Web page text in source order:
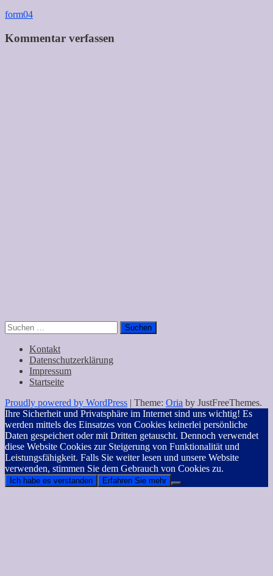
Beitragsnavigation
form04
Kommentar verfassen
Suchen
nach:
Kontakt
Datenschutzerklärung
Impressum
Startseite
Proudly powered by WordPress | Theme: Oria by JustFreeThemes.
Ihre Sicherheit und Privatsphäre im Internet sind uns wichtig! Es
werden mittels des Einsatzes von Cookies keinerlei persönliche
Daten gespeichert oder mit Dritten getauscht. Dennoch verwendet
diese Website Cookies zur Steigerung von Funktionalität und
Leistungsfähigkeit. Falls Sie weiter lesen und unsere Website
verwenden, stimmen Sie dem Gebrauch von Cookies zu.
Ich habe es verstanden Erfahren Sie mehr